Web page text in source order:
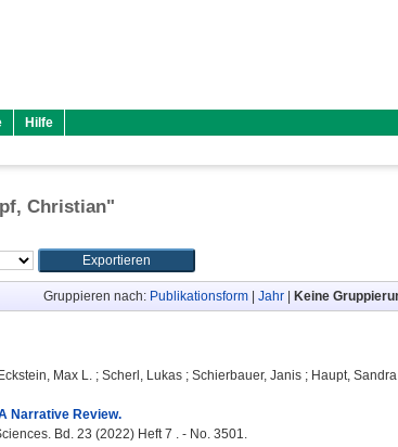
Hilfe
Christian"
Gruppieren nach: Publikationsform Jahr Keine
Eckstein, Max L. ; Scherl, Lukas ; Schierbauer, Janis ; Haupt, Sandra
Narrative Review.
Bd. 23 (2022) Heft 7 . - No. 3501.